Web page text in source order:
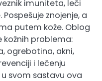
imuniteta, leči
znojenje, a
putem kože. Oblog
kožnih problema:
ogrebotina, akni,
i lečenju
svom sastavu ova